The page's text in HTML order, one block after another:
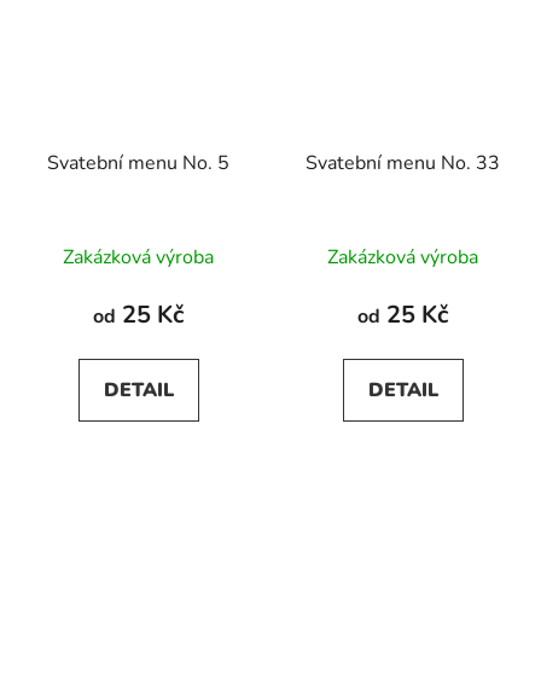
Svatební menu No. 5
Zakázková výroba
od 25 Kč
DETAIL
Svatební menu No. 33
Zakázková výroba
od 25 Kč
DETAIL